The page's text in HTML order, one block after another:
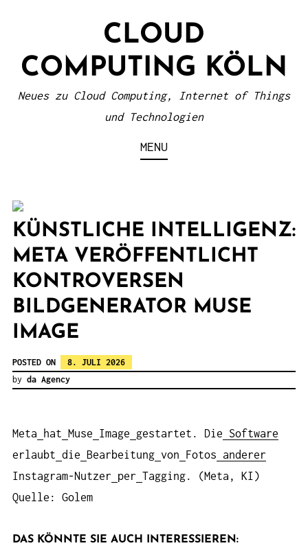
CLOUD
COMPUTING KÖLN
Neues zu Cloud Computing, Internet of Things
und Technologien
MENU
KÜNSTLICHE INTELLIGENZ:
META VERÖFFENTLICHT
KONTROVERSEN
BILDGENERATOR MUSE
IMAGE
POSTED ON
8. JULI 2026
by da Agency
Meta hat Muse Image gestartet. Die
Software
erlaubt die Bearbeitung von Fotos anderer
Instagram-Nutzer
per Tagging. (Meta, KI)
Quelle: Golem
DAS KÖNNTE SIE AUCH INTERESSIEREN: